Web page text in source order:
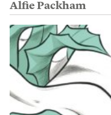
Alfie Packham